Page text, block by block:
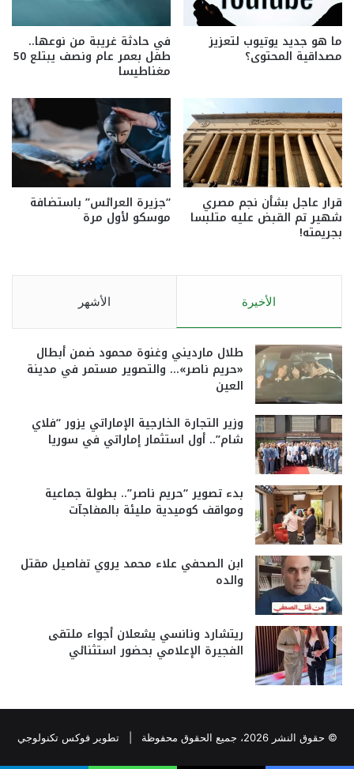
ما هو جديد يوتيوب لتعزيز
مصداقية المحتوى؟
في حادثة غريبة من نوعها..
طفل بعمر عام ونصف يبتلع 50
مغناطيسا
قرار عاجل بشأن نجم مصري
شهير تم القبض عليه متلبسا
بجريمته!
“جزيرة العرائس” باستضافة
موسكو لأول مرة
الأخيرة الأشهر
طلال مارديني وغنوة محمود ضمن أبطال
«حريم ناصر»… والتصوير مستمر في مدينة
العين
وزير التجارة الخارجية الإماراتي يزور “فلاي
شام”.. أول استثمار إماراتي في سوريا
بدء تصوير “حريم ناصر”.. بطولة جماعية
ومواقف كوميدية مليئة بالمفاجآت
ابن الصحفي علاء محمد يروي تفاصيل مقتل
والده
ريتشارد ونانسي يشعلان أجواء ملتقى
الفجيرة الإعلامي بحضور استثنائي
© حقوق النشر 2026، جميع الحقوق محفوظة | تطوير فوكس تكنولوجي